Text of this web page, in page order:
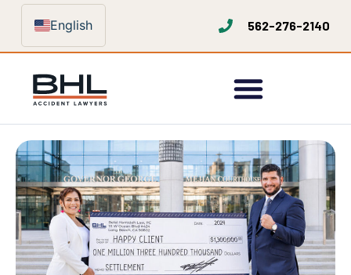
English 562-276-2140